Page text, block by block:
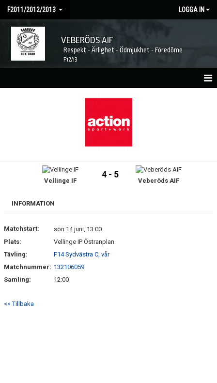
F2011/2012/2013 LOGGA IN
VEBERÖDS AIF
Respekt - Ärlighet - Ödmjukhet - Föredöme
F12/13
KONTAKT
LAGETS SPONSORER
DOKUMENT
Vellinge IF
4 - 5
Veberöds AIF
INFORMATION
Matchstart:
sön 14 juni, 13:00
Plats:
Vellinge IP Östranplan
Tävling:
F14 Sydvästra C, vår
Matchnummer: 132106059
Samling:
12:00
<< Tillbaka